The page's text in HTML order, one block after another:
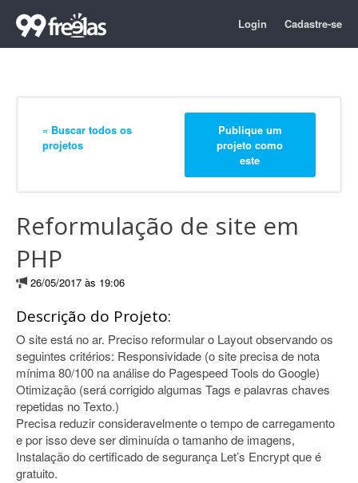
Login Cadastre-se
« Buscar todos os
projetos
Publique um
projeto como
este
Reformulação de site em
PHP
26/05/2017 às 19:06
Descrição do Projeto:
O site está no ar. Preciso reformular o Layout observando os
seguintes critérios: Responsividade (o site precisa de nota
mínima 80/100 na análise do Pagespeed Tools do Google)
Otimização (será corrigido algumas Tags e palavras chaves
repetidas no Texto.)
Precisa reduzir consideravelmente o tempo de carregamento
e por isso deve ser diminuída o tamanho de imagens,
Instalação do certificado de segurança Let’s Encrypt que é
gratuito.